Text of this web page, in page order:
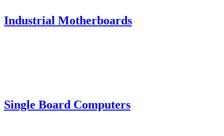
Industrial Motherboards
Single Board Computers